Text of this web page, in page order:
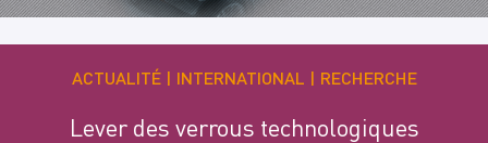
ACTUALITÉ INTERNATIONAL RECHERCHE
Lever des verrous technologiques